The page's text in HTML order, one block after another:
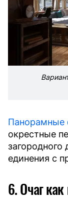
Панорамные
окрестные
единения с
6. Очаг